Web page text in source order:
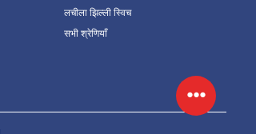
लचीला झिल्ली स्विच
सभी श्रेणियाँ